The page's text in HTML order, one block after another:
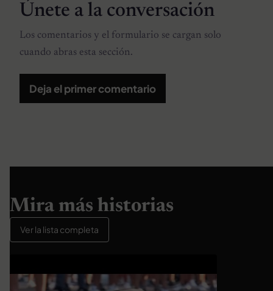
Únete a la conversación
Los comentarios y el formulario se cargan solo
cuando abras esta sección.
Deja el primer comentario
Mira más historias
Ver la lista completa